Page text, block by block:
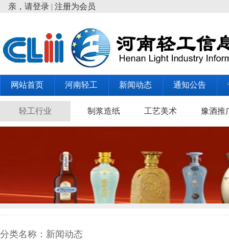
亲，请登录 | 注册为会员
网站首页 河南轻工 新闻动态 通知公告
轻工行业 制浆造纸 工艺美术 豫酒推
分类名称：新闻动态